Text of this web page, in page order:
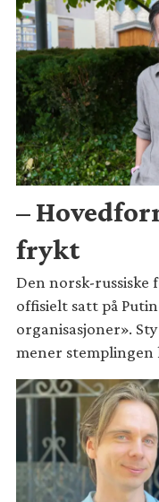
–
frykt
Den norsk-russiske
offisielt satt på
organisasjoner».
mener